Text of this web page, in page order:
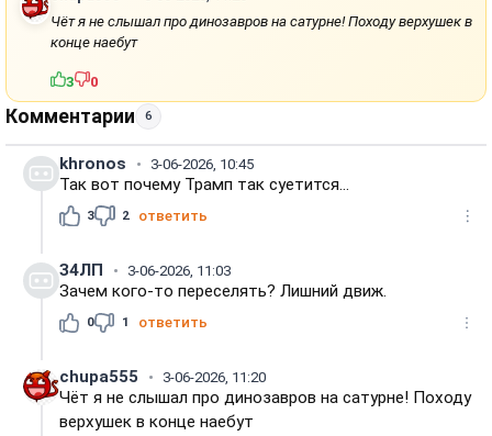
Чёт я не слышал про динозавров на сатурне! Походу верхушек в
конце наебут
3 0
Комментарии 6
khronos 3-06-2026, 10:45
Так вот почему Трамп так суетится...
3 2 ответить
З4ЛП 3-06-2026, 11:03
Зачем кого-то переселять? Лишний движ.
0 1 ответить
chupa555 3-06-2026, 11:20
Чёт я не слышал про динозавров на сатурне! Походу
верхушек в конце наебут